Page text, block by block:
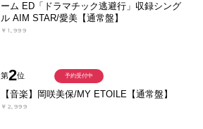
ーム ED「ドラマチック逃避行」収録シング
ル AIM STAR/愛美【通常盤】
￥1,999
第2位
【音楽】岡咲美保/MY ETOILE【通常盤】
￥2,999
予約受付中